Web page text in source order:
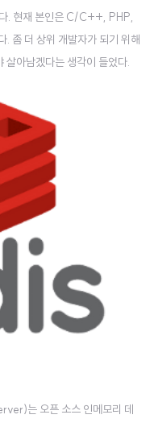
. 현재 본인은 C/C++, PHP,
좀 더 상위 개발자가 되기 위해
살아남겠다는 생각이 들었다.
순하다. 1. 최근 백엔드 개발
며, 2. 코틀린 언어가 안드로
많이 쓰이고 있다는 점이 가장
기 유리하다는 점을 나타낸
많다는 점은 매우 중요하다.
는 오픈 소스 인메모리 데